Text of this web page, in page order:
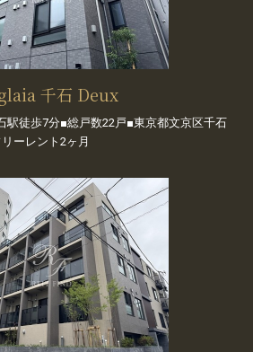
千石 Deux
駅徒歩7分■総戸数22戸■東京都文京区千石
ーレント2ヶ月